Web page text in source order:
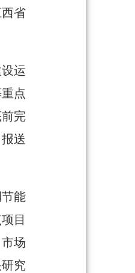
省
运
点
完
送
能
目
场
究